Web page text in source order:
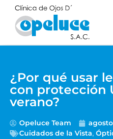
¿Por qué usar
con protección
verano?
Opeluce Team
Cuidados de la Vista,